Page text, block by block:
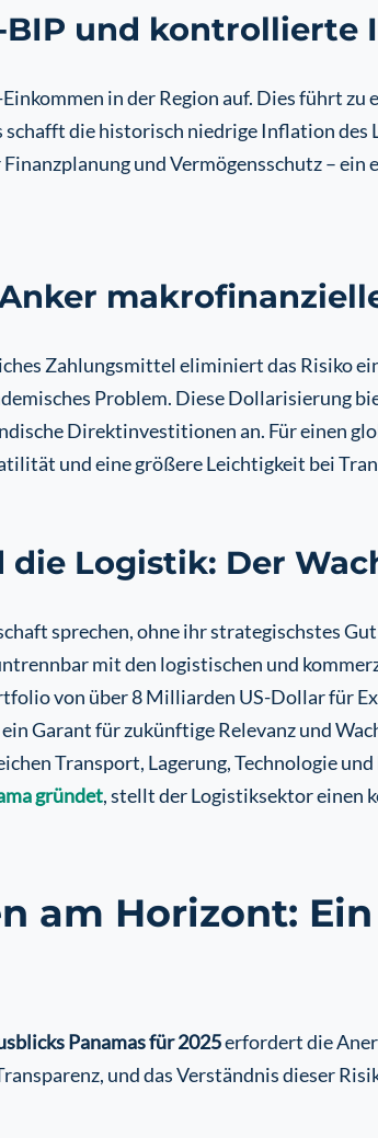
BIP und kontrollierte
in der Region auf. Dies führt
die historisch niedrige Inflation
und Vermögensschutz –
Zahlungsmittel eliminiert das Risiko
Problem. Diese Dollarisierung
Direktinvestitionen an. Für einen
und eine größere Leichtigkeit bei
die Logistik: Der
sprechen, ohne ihr strategischstes
mit den logistischen und
von über 8 Milliarden US-Dollar für
Garant für zukünftige Relevanz und
Transport, Lagerung, Technologie
gründet, stellt der Logistiksektor einen
am Horizont:
Panamas für 2025erfordert die
und das Verständnis dieser